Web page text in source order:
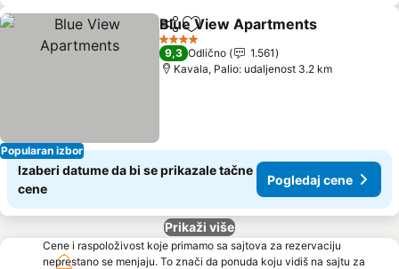
Popularan izbor
Deli Dodati u favorite
Blue View Apartments
4 Zvezdice
9,3 Odlično
1.561
Kavala, Palio: udaljenost 3.2 km
Izaberi datume da bi se prikazale tačne
cene
Pogledaj cene
Prikaži više
Cene i raspoloživost koje primamo sa sajtova za rezervaciju
neprestano se menjaju. To znači da ponuda koju vidiš na sajtu za